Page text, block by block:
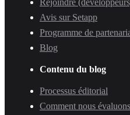
Avis sur Setapp
Programme de
Blog
Contenu du blog
Processus éditorial
Comment nous